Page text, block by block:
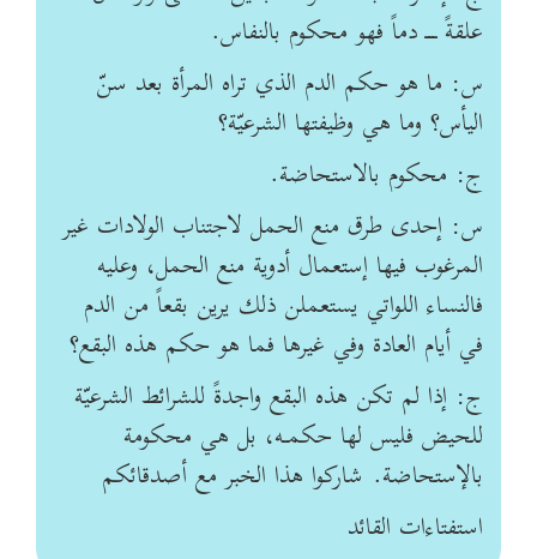
علقةً ـــ دماً فهو محكوم بالنفاس.
س: ما هو حكم الدم الذي تراه المرأة بعد سنّ
اليأس؟ وما هي وظيفتها الشرعيّة؟
ج: محكوم بالاستحاضة.
س: إحدى طرق منع الحمل لاجتناب الولادات غير
المرغوب فيها إستعمال أدوية منع الحمل، وعليه
فالنساء اللواتي يستعملن ذلك يرين بقعاً من الدم
في أيام العادة وفي غيرها فما هو حكم هذه البقع؟
ج: إذا لم تكن هذه البقع واجدةً للشرائط الشرعيّة
للحيض فليس لها حكمـه، بل هي محكومة
بالإستحاضة. شاركوا هذا الخبر مع أصدقائكم
استفتاءات القائد